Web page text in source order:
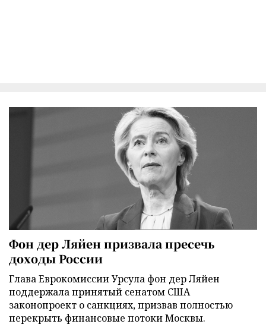
Фон дер Ляйен призвала пресечь
доходы России
Глава Еврокомиссии Урсула фон дер Ляйен
поддержала принятый сенатом США
законопроект о санкциях, призвав полностью
перекрыть финансовые потоки Москвы.